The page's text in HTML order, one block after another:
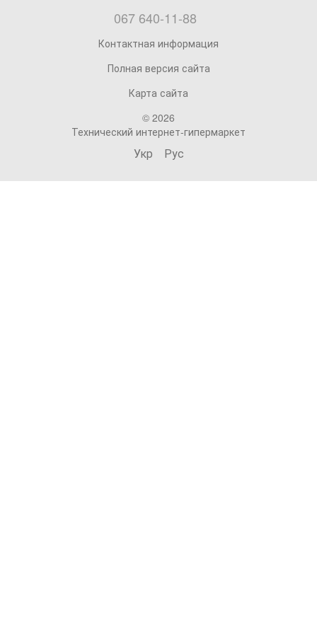
067 640-11-88
Контактная информация
Полная версия сайта
Карта сайта
© 2026
Технический интернет-гипермаркет
Укр Рус